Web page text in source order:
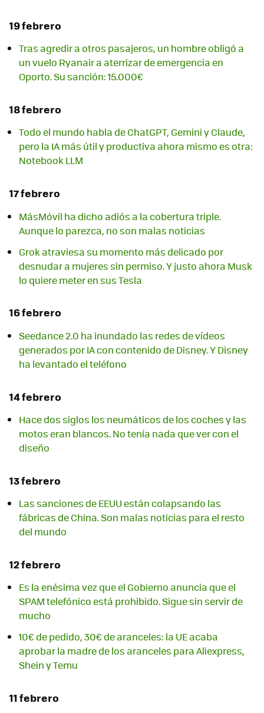
19 febrero
Tras agredir a otros pasajeros, un hombre obligó a
un vuelo Ryanair a aterrizar de emergencia en
Oporto. Su sanción: 15.000€
18 febrero
Todo el mundo habla de ChatGPT, Gemini y Claude,
pero la IA más útil y productiva ahora mismo es otra:
Notebook LLM
17 febrero
MásMóvil ha dicho adiós a la cobertura triple.
Aunque lo parezca, no son malas noticias
Grok atraviesa su momento más delicado por
desnudar a mujeres sin permiso. Y justo ahora Musk
lo quiere meter en sus Tesla
16 febrero
Seedance 2.0 ha inundado las redes de vídeos
generados por IA con contenido de Disney. Y Disney
ha levantado el teléfono
14 febrero
Hace dos siglos los neumáticos de los coches y las
motos eran blancos. No tenía nada que ver con el
diseño
13 febrero
Las sanciones de EEUU están colapsando las
fábricas de China. Son malas noticias para el resto
del mundo
12 febrero
Es la enésima vez que el Gobierno anuncia que el
SPAM telefónico está prohibido. Sigue sin servir de
mucho
10€ de pedido, 30€ de aranceles: la UE acaba
aprobar la madre de los aranceles para Aliexpress,
Shein y Temu
11 febrero